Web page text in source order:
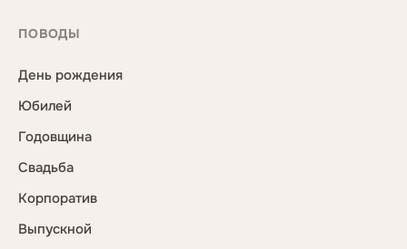
ПОВОДЫ
День рождения
Юбилей
Годовщина
Свадьба
Корпоратив
Выпускной